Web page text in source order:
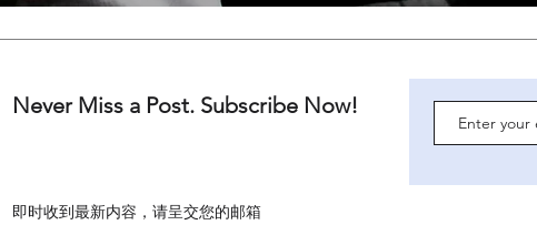
Never Miss a Post. Subscribe Now!
​即时收到最新内容，请呈交您的邮箱